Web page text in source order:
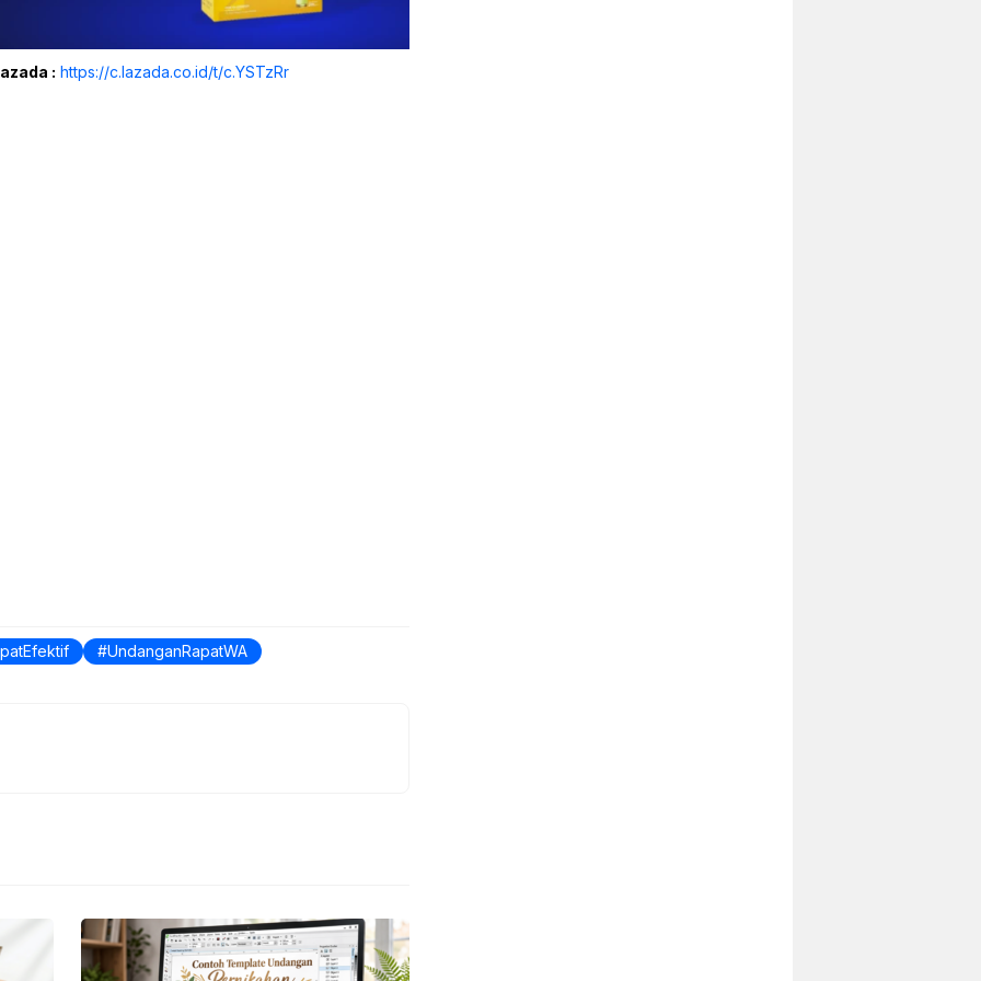
: https://c.lazada.co.id/t/c.YSTzRr
UndanganRapatWA